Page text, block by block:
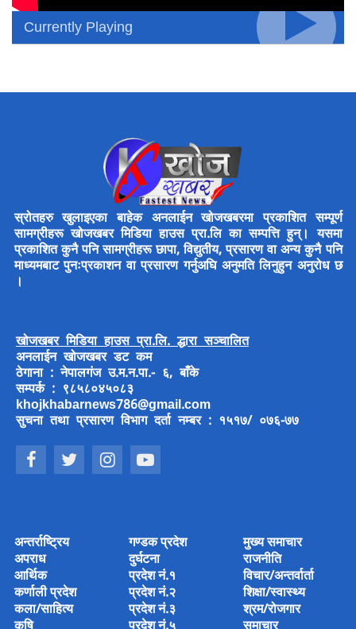
Currently Playing
स्रोतहरु खुलाइएका बाहेक अनलाईन खोजखबरमा प्रकाशित सम्पूर्ण
सामग्रीहरू खोजखबर मिडिया हाउस प्रा.लि का सम्पत्ति हुन्। यसमा
प्रकाशित कुनै पनि सामग्रीहरू छापा, विद्युतीय, प्रसारण वा अन्य कुनै पनि
माध्यमबाट पुनःप्रकाशन वा प्रसारण गर्नुअघि अनुमति लिनुहुन अनुरोध छ
।
खोजखबर मिडिया हाउस प्रा.लि. द्धारा सञ्चालित
अनलाईन खोजखबर डट कम
ठेगाना : नेपालगंज उ.म.न.पा.- ६, बाँके
सम्पर्क : ९८५८०४५०८३
khojkhabarnews786@gmail.com
सुचना तथा प्रसारण विभाग दर्ता नम्बर : १५१७/ ०७६-७७
अन्तर्राष्ट्रिय
अपराध
आर्थिक
कर्णाली प्रदेश
कला/साहित्य
गण्डक प्रदेश
दुर्घटना
प्रदेश नं.१
प्रदेश नं.२
प्रदेश नं.३
मुख्य समाचार
राजनीति
विचार/अन्तर्वार्ता
शिक्षा/स्वास्थ्य
श्रम/रोजगार